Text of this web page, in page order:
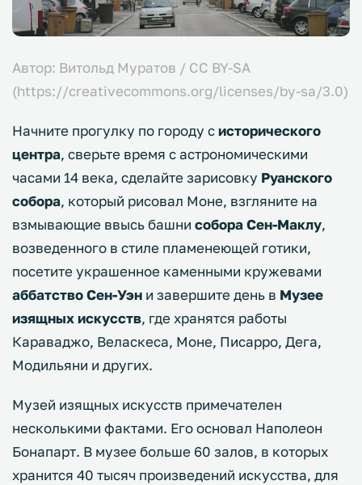
Автор: Витольд Муратов / CC BY-SA
(https://creativecommons.org/licenses/by-sa/3.0)
Начните прогулку по городу систорического
центра, сверьте время с астрономическими
часами 14 века, сделайте зарисовку Руанского
собора, который рисовал Моне, взгляните на
взмывающие ввысь башни собора Сен-Маклу,
возведенного в стиле пламенеющей готики,
посетите украшенное каменными кружевами
аббатство Сен-Уэн и завершите день в Музее
изящных искусств, где хранятся работы
Караваджо, Веласкеса, Моне, Писарро, Дега,
Модильяни и других.
Музей изящных искусств примечателен
несколькими фактами. Его основал Наполеон
Бонапарт. В музее больше 60 залов, в которых
хранится 40 тысяч произведений искусства, для